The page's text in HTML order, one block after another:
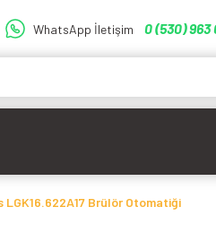
WhatsApp İletişim 0 (530) 963
LGK16.622A17 Brülör Otomatiği